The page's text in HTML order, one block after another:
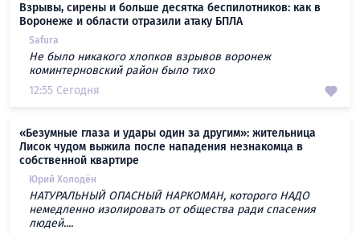
Взрывы, сирены и больше десятка беспилотников: как в
Воронеже и области отразили атаку БПЛА
Safura
Не было никакого хлопков взрывов воронеж
коминтерновский район было тихо
12:55 Сегодня
«Безумные глаза и удары один за другим»: жительница
Лисок чудом выжила после нападения незнакомца в
собственной квартире
Юрий Холодён
НАТУРАЛЬНЫЙ ОПАСНЫЙ НАРКОМАН, которого НАДО
немедленно изолировать от общества ради спасения
людей....